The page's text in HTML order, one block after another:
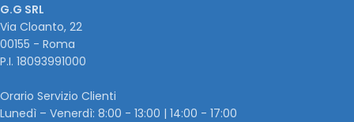
G.G SRL
Via Cloanto, 22
00155 - Roma
P.I. ‭18093991000
Orario Servizio Clienti
Lunedì – Venerdì: 8:00 - 13:00 | 14:00 - 17:00